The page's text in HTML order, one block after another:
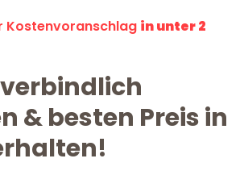
Kostenvoranschlag in unter 2
& besten Preis in